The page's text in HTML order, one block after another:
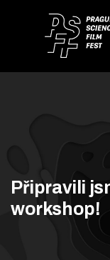
Připravili
workshop!